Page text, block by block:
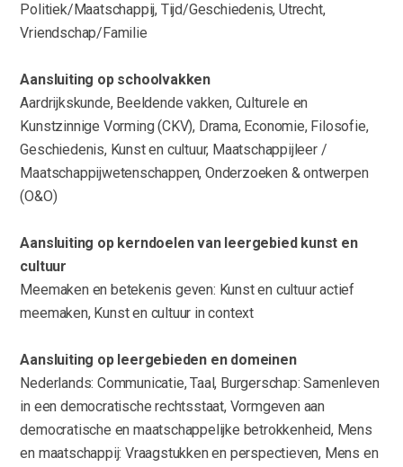
Politiek/Maatschappij, Tijd/Geschiedenis, Utrecht,
Vriendschap/Familie
Aansluiting op schoolvakken
Aardrijkskunde, Beeldende vakken, Culturele en
Kunstzinnige Vorming (CKV), Drama, Economie, Filosofie,
Geschiedenis, Kunst en cultuur, Maatschappijleer /
Maatschappijwetenschappen, Onderzoeken & ontwerpen
(O&O)
Aansluiting op kerndoelen van leergebied kunst en
cultuur
Meemaken en betekenis geven: Kunst en cultuur actief
meemaken, Kunst en cultuur in context
Aansluiting op leergebieden en domeinen
Nederlands: Communicatie, Taal, Burgerschap: Samenleven
in een democratische rechtsstaat, Vormgeven aan
democratische en maatschappelijke betrokkenheid, Mens
en maatschappij: Vraagstukken en perspectieven, Mens en